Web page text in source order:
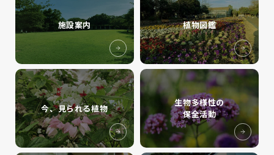
施設案内 植物図鑑
今、見られる植物
生物多様性の
保全活動